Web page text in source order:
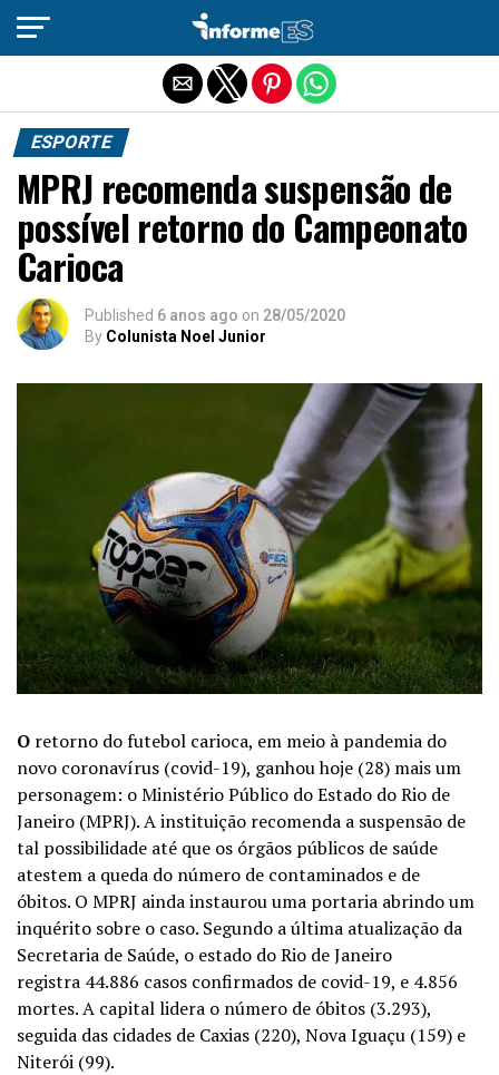
ESPORTE
MPRJ recomenda suspensão de
possível retorno do Campeonato
Carioca
Published 6 anos ago on 28/05/2020
By Colunista Noel Junior
O retorno do futebol carioca, em meio à pandemia do
novo coronavírus (covid-19), ganhou hoje (28) mais um
personagem: o Ministério Público do Estado do Rio de
Janeiro (MPRJ). A instituição recomenda a suspensão de
tal possibilidade até que os órgãos públicos de saúde
atestem a queda do número de contaminados e de
óbitos. O MPRJ ainda instaurou uma portaria abrindo um
inquérito sobre o caso. Segundo a última atualização da
Secretaria de Saúde, o estado do Rio de Janeiro
registra 44.886 casos confirmados de covid-19, e 4.856
mortes. A capital lidera o número de óbitos (3.293),
seguida das cidades de Caxias (220), Nova Iguaçu (159) e
Niterói (99).
Sair da versão mobile